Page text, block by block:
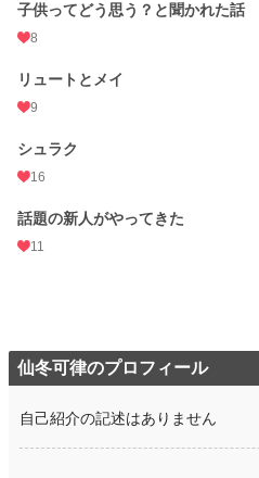
子供ってどう思う？と聞かれた話
8
リュートとメイ
9
シュラク
16
話題の新人がやってきた
11
仙冬可律のプロフィール
自己紹介の記述はありません